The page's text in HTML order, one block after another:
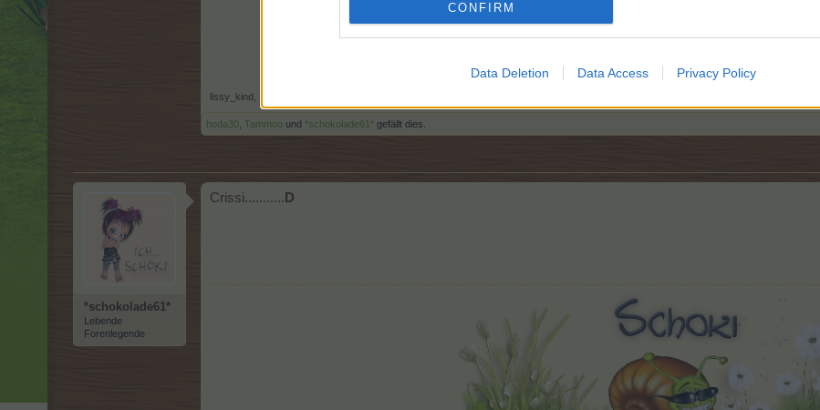
CONFIRM
Data Deletion Data Access Privacy Policy
Peace
lissy_kind
hoda30 Tammoo und *schokolade61* gefällt dies.
*schokolade61*
Lebende
Forenlegende
Crissi........... D